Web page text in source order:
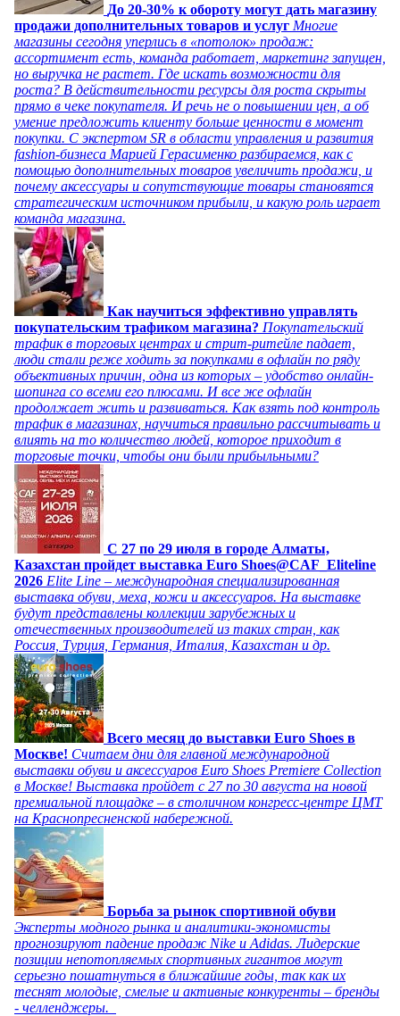
До 20-30% к обороту могут дать магазину
продажи дополнительных товаров и услуг Многие
магазины сегодня уперлись в «потолок» продаж:
ассортимент есть, команда работает, маркетинг запущен,
но выручка не растет. Где искать возможности для
роста? В действительности ресурсы для роста скрыты
прямо в чеке покупателя. И речь не о повышении цен, а об
умение предложить клиенту больше ценности в момент
покупки. С экспертом SR в области управления и развития
fashion-бизнеса Марией Герасименко разбираемся, как с
помощью дополнительных товаров увеличить продажи, и
почему аксессуары и сопутствующие товары становятся
стратегическим источником прибыли, и какую роль играет
команда магазина.
Как научиться эффективно управлять
покупательским трафиком магазина? Покупательский
трафик в торговых центрах и стрит-ритейле падает,
люди стали реже ходить за покупками в офлайн по ряду
объективных причин, одна из которых – удобство онлайн-
шопинга со всеми его плюсами. И все же офлайн
продолжает жить и развиваться. Как взять под контроль
трафик в магазинах, научиться правильно рассчитывать и
влиять на то количество людей, которое приходит в
торговые точки, чтобы они были прибыльными?
C 27 по 29 июля в городе Алматы,
Казахстан пройдет выставка Euro Shoes@CAF_Eliteline
2026 Elite Line – международная специализированная
выставка обуви, меха, кожи и аксессуаров. На выставке
будут представлены коллекции зарубежных и
отечественных производителей из таких стран, как
Россия, Турция, Германия, Италия, Казахстан и др.
Всего месяц до выставки Euro Shoes в
Москве! Считаем дни для главной международной
выставки обуви и аксессуаров Euro Shoes Premiere Collection
в Москве! Выставка пройдет с 27 по 30 августа на новой
премиальной площадке – в столичном конгресс-центре ЦМТ
на Краснопресненской набережной.
Борьба за рынок спортивной обуви
Эксперты модного рынка и аналитики-экономисты
прогнозируют падение продаж Nike и Adidas. Лидерские
позиции непотопляемых спортивных гигантов могут
серьезно пошатнуться в ближайшие годы, так как их
теснят молодые, смелые и активные конкуренты – бренды
- челленджеры.